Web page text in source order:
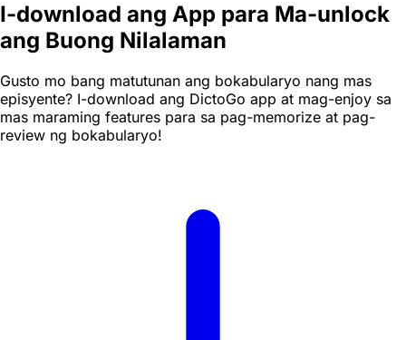
I-download ang App para Ma-unlock
ang Buong Nilalaman
Gusto mo bang matutunan ang bokabularyo nang mas
episyente? I-download ang DictoGo app at mag-enjoy sa
mas maraming features para sa pag-memorize at pag-
review ng bokabularyo!